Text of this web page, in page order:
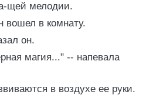
щей мелодии.
в комнату.
он.
магия..." -- напевала
в воздухе ее руки.